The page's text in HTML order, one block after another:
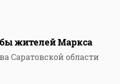
жителей Маркса
Саратовской области